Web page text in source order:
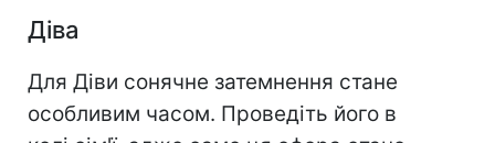
Діва
Для Діви сонячне затемнення стане
особливим часом. Проведіть його в